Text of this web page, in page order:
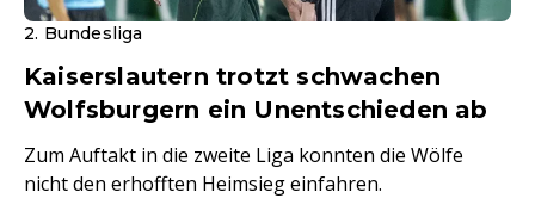
2. Bundesliga
Kaiserslautern trotzt schwachen
Wolfsburgern ein Unentschieden ab
Zum Auftakt in die zweite Liga konnten die Wölfe
nicht den erhofften Heimsieg einfahren.